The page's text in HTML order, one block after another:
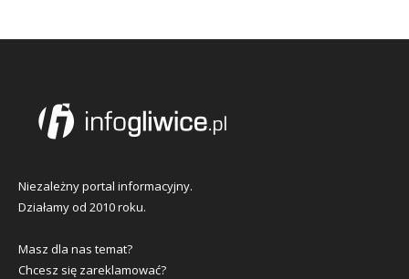
Niezależny portal informacyjny.
Działamy od 2010 roku.
Masz dla nas temat?
Chcesz się zareklamować?